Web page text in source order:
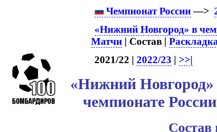
Чемпионат России—>
«Нижний Новгород» в
Матчи | Состав |
2021/22 | 2022/23 | >>|
«Нижний
чемпионате